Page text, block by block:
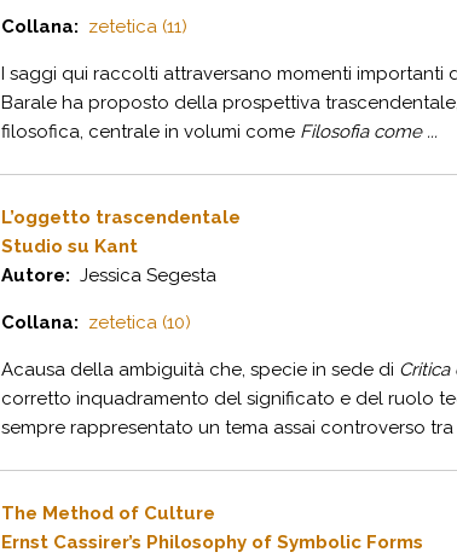
Collana: zetetica (11)
I saggi qui raccolti attraversano momenti importanti
Barale ha proposto della prospettiva
filosofica, centrale in volumi come Filosofia come ...
L’oggetto trascendentale
Studio su Kant
Autore: Jessica Segesta
Collana: zetetica (10)
Acausa della ambiguità che, specie in sede di Critica
corretto inquadramento del significato e del ruolo
sempre rappresentato un tema assai controverso tra
The Method of Culture
Ernst Cassirer’s Philosophy of Symbolic Forms